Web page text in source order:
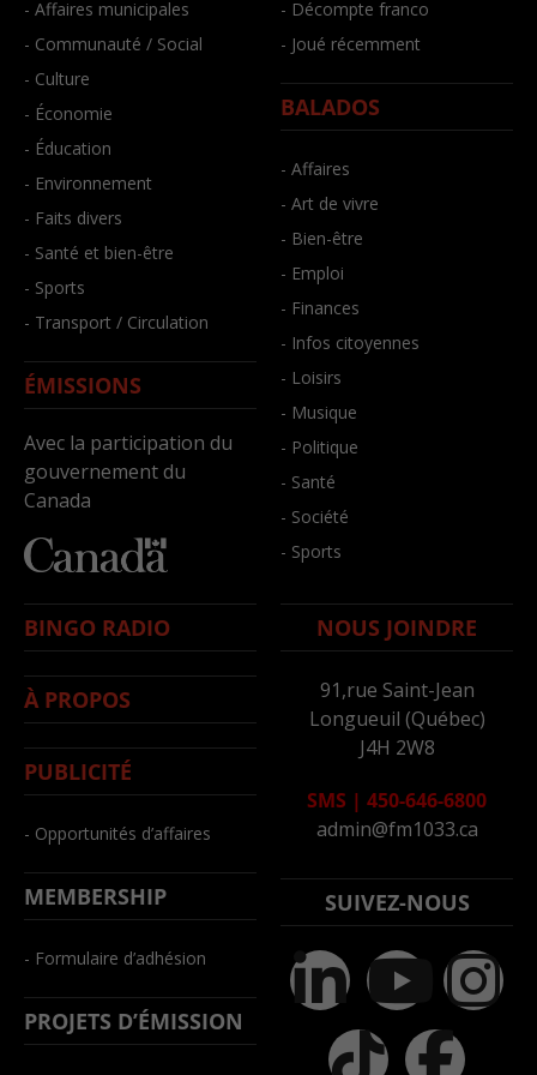
- Affaires municipales
- Communauté / Social
- Culture
- Économie
- Éducation
- Environnement
- Faits divers
- Santé et bien-être
- Sports
- Transport / Circulation
ÉMISSIONS
Avec la participation du
gouvernement du
Canada
- Décompte franco
- Joué récemment
BALADOS
- Affaires
- Art de vivre
- Bien-être
- Emploi
- Finances
- Infos citoyennes
- Loisirs
- Musique
- Politique
- Santé
- Société
- Sports
BINGO RADIO
À PROPOS
PUBLICITÉ
- Opportunités d’affaires
MEMBERSHIP
- Formulaire d’adhésion
PROJETS D’ÉMISSION
NOUS JOINDRE
91,rue Saint-Jean
Longueuil (Québec)
J4H 2W8
SMS | 450-646-6800
admin@fm1033.ca
SUIVEZ-NOUS